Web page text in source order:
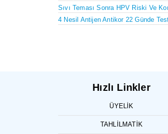
Sıvı Teması Sonra HPV Riski Ve
4 Nesil Antijen Antikor 22 Günde
Hızlı Linkler
ÜYELIK
TAHLILMATIK